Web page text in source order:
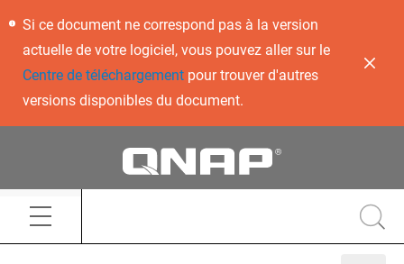
Si ce document ne correspond pas à la version
actuelle de votre logiciel, vous pouvez aller sur le
Centre de téléchargementpour trouver d'autres
versions disponibles du document.